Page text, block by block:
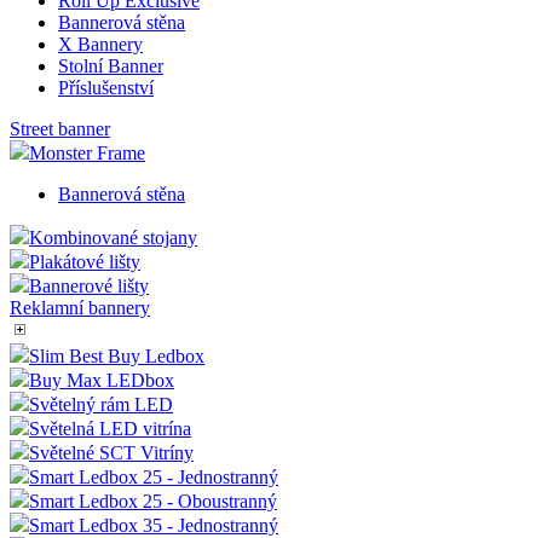
Bannerová stěna
X Bannery
Stolní Banner
Příslušenství
Street banner
Monster Frame
Bannerová stěna
Kombinované stojany
Plakátové lišty
Bannerové lišty
Reklamní bannery
Slim Best Buy Ledbox
Buy Max LEDbox
Světelný rám LED
Světelná LED vitrína
Světelné SCT Vitríny
Smart Ledbox 25 - Jednostranný
Smart Ledbox 25 - Oboustranný
Smart Ledbox 35 - Jednostranný